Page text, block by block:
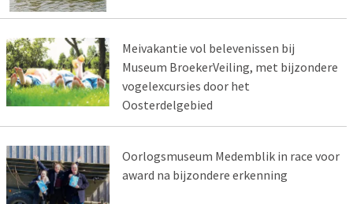
Meivakantie vol belevenissen bij
Museum BroekerVeiling, met bijzondere
vogelexcursies door het
Oosterdelgebied
Oorlogsmuseum Medemblik in race voor
award na bijzondere erkenning